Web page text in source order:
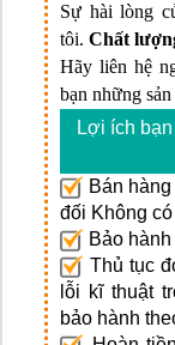
Sự hài lòng
tôi. Chất
Hãy liên hệ
bạn những
Lợi ích
Bán
đối Không
Bảo
Thủ tục
lỗi kĩ thuật
bảo hành